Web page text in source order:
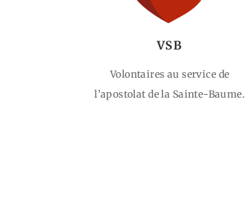
VSB
Volontaires au service de
l’apostolat de la Sainte-Baume.